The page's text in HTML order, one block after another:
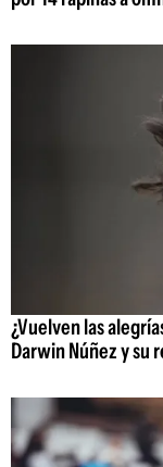
¿Vuelven las
Darwin Núñez y su